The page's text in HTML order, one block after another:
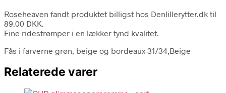
Roseheaven fandt produktet billigst hos Denlillerytter.dk til
89.00 DKK.
Fine ridestrømper i en lækker tynd kvalitet.
Fås i farverne grøn, beige og bordeaux 31/34,Beige
Relaterede varer